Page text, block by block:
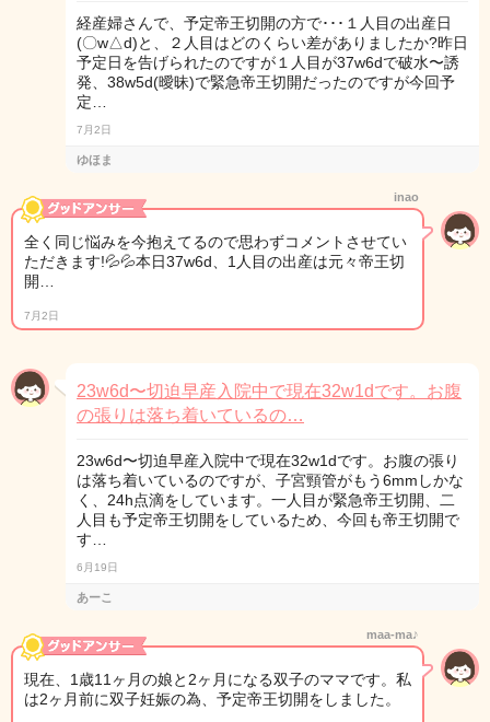
経産婦さんで、予定帝王切開の方で･･･１人目の出産日
(〇w△d)と、２人目はどのくらい差がありましたか?昨日
予定日を告げられたのですが１人目が37w6dで破水〜誘
発、38w5d(曖昧)で緊急帝王切開だったのですが今回予
定…
7月2日
ゆほま
inao
全く同じ悩みを今抱えてるので思わずコメントさせてい
ただきます!💦💦本日37w6d、1人目の出産は元々帝王切
開…
7月2日
23w6d〜切迫早産入院中で現在32w1dです。お腹
の張りは落ち着いているの…
23w6d〜切迫早産入院中で現在32w1dです。お腹の張り
は落ち着いているのですが、子宮頸管がもう6mmしかな
く、24h点滴をしています。一人目が緊急帝王切開、二
人目も予定帝王切開をしているため、今回も帝王切開で
す…
6月19日
あーこ
maa-ma♪
現在、1歳11ヶ月の娘と2ヶ月になる双子のママです。私
は2ヶ月前に双子妊娠の為、予定帝王切開をしました。